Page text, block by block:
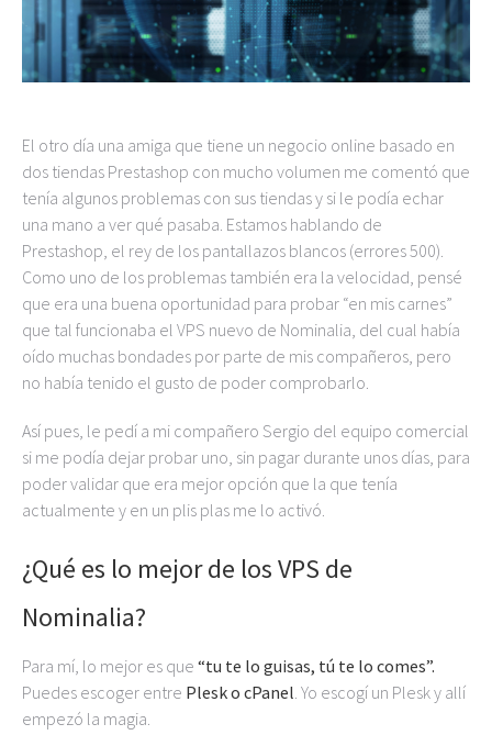
El otro día una amiga que tiene un negocio online basado en
dos tiendas Prestashop con mucho volumen me comentó que
tenía algunos problemas con sus tiendas y si le podía echar
una mano a ver qué pasaba. Estamos hablando de
Prestashop, el rey de los pantallazos blancos (errores 500).
Como uno de los problemas también era la velocidad, pensé
que era una buena oportunidad para probar “en mis carnes”
que tal funcionaba el VPS nuevo de Nominalia, del cual había
oído muchas bondades por parte de mis compañeros, pero
no había tenido el gusto de poder comprobarlo.
Así pues, le pedí a mi compañero Sergio del equipo comercial
si me podía dejar probar uno, sin pagar durante unos días, para
poder validar que era mejor opción que la que tenía
actualmente y en un plis plas me lo activó.
¿Qué es lo mejor de los VPS de
Nominalia?
Para mí, lo mejor es que “tu te lo guisas, tú te lo comes”.
Puedes escoger entre Plesk o cPanel. Yo escogí un Plesk y allí
empezó la magia.